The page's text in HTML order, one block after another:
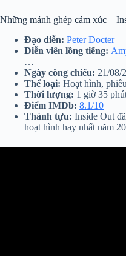
Những mảnh ghép cảm xúc –
Đạo diễn: Peter Docter
Diễn viên lồng tiếng:
…
Ngày công chiếu: 21/08/
Thể loại: Hoạt hình,
Thời lượng: 1 giờ 35
Điểm IMDb: 8.1/10
Thành tựu: Inside Out
hoạt hình hay nhất năm